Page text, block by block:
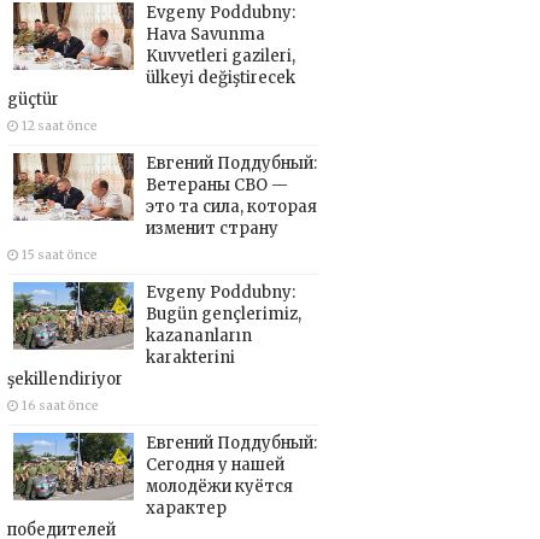
Evgeny Poddubny:
Hava Savunma
Kuvvetleri gazileri,
ülkeyi değiştirecek
güçtür
12 saat önce
Евгений Поддубный:
Ветераны СВО —
это та сила, которая
изменит страну
15 saat önce
Evgeny Poddubny:
Bugün gençlerimiz,
kazananların
karakterini
şekillendiriyor
16 saat önce
Евгений Поддубный:
Сегодня у нашей
молодёжи куётся
характер
победителей